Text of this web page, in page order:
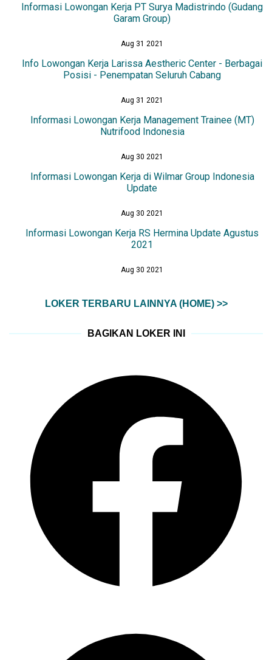
Informasi Lowongan Kerja PT Surya Madistrindo (Gudang
Garam Group)
Aug 31 2021
Info Lowongan Kerja Larissa Aestheric Center - Berbagai
Posisi - Penempatan Seluruh Cabang
Aug 31 2021
Informasi Lowongan Kerja Management Trainee (MT)
Nutrifood Indonesia
Aug 30 2021
Informasi Lowongan Kerja di Wilmar Group Indonesia
Update
Aug 30 2021
Informasi Lowongan Kerja RS Hermina Update Agustus
2021
Aug 30 2021
LOKER TERBARU LAINNYA (HOME) >>
BAGIKAN LOKER INI